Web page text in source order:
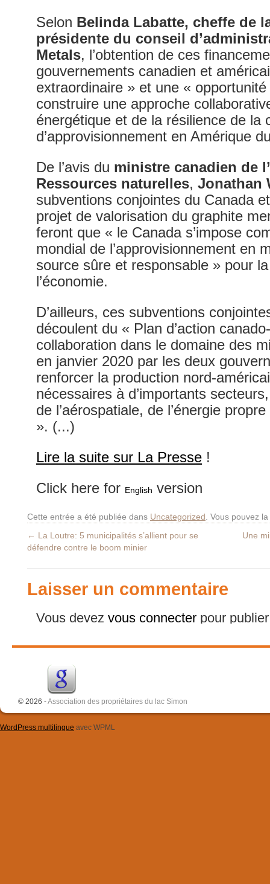
Selon Belinda Labatte, cheffe de
présidente du conseil
Metals, l’obtention de ces
gouvernements canadien et
extraordinaire » et une «
construire une approche
énergétique et de la résilience de la
d’approvisionnement en Amérique
De l’avis du ministre canadien de
Ressources naturelles, Jonathan
subventions conjointes du Canada
projet de valorisation du graphite
feront que « le Canada s’impose
mondial de l’approvisionnement en
source sûre et responsable » pour
l’économie.
D’ailleurs, ces subventions
découlent du « Plan d’action
collaboration dans le domaine des
en janvier 2020 par les deux
renforcer la production nord-
nécessaires à d’importants
de l’aérospatiale, de l’énergie
». (...)
Lire la suite sur La Presse !
Click here for English version
Cette entrée a été publiée dans Uncategorized . Vous pouvez
← La Loutre: 5 municipalités s’allient pour se
défendre contre le boom minier
Une
Laisser un commentaire
Vous devez vous connecter pour
© 2026 -Association des propriétaires du lac Simon
WordPress multilingue avec WPML